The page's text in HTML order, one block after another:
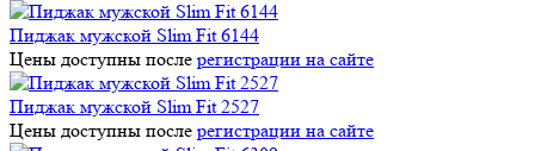
Пиджак мужской Slim Fit 6144
Цены доступны после регистрации на сайте
Пиджак мужской Slim Fit 2527
Цены доступны после регистрации на сайте